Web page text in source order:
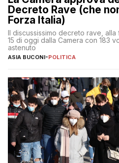
Decreto Rave (che
Forza Italia)
Il discussissimo decreto rave,
15 di oggi dalla Camera con 183
astenuto
ASIA BUCONI-POLITICA